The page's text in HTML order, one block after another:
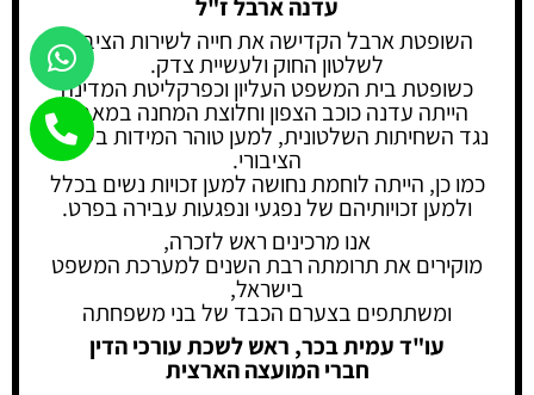
עדנה ארבל ז"ל
השופטת ארבל הקדישה את חייה לשירות הציבור,
לשלטון החוק ולעשיית צדק.
כשופטת בית המשפט העליון וכפרקליטת המדינה
הייתה עדנה כוכב הצפון וחלוצת המחנה במאבק
נגד השחיתות השלטונית, למען טוהר המידות בשירות
הציבורי.
כמו כן, הייתה לוחמת נחושה למען זכויות נשים בכלל
ולמען זכויותיהם של נפגעי ונפגעות עבירה בפרט.
אנו מרכינים ראש לזכרה,
מוקירים את תרומתה רבת השנים למערכת המשפט
בישראל,
ומשתתפים בצערם הכבד של בני משפחתה
עו"ד עמית בכר, ראש לשכת עורכי הדין
חברי המועצה הארצית